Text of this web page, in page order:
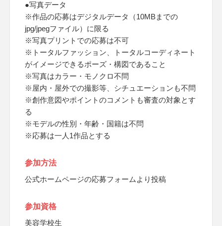
●写真データ
※作品の応募はデジタルデータ（10MBまでの
jpg/jpegファイル）に限る
※写真プリントでの応募は不可
※トータルファッション、トータルコーディネート
がイメージできるポーズ・構図であること
※写真はカラー・モノクロ不問
※屋内・屋外での撮影等、シチュエーションも不問
※創作意図やポイントのコメントも審査の対象とす
る
※モデルの性別・年齢・国籍は不問
※応募は一人1作品とする
参加方法
公式ホームページの応募フォームより投稿
参加資格
美容学校生